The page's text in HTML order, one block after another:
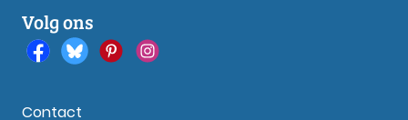
Volg ons
Contact